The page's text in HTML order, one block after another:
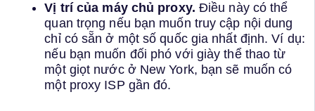
Vị trí của máy chủ proxy. Điều này có thể
quan trọng nếu bạn muốn truy cập nội dung
chỉ có sẵn ở một số quốc gia nhất định. Ví dụ:
nếu bạn muốn đối phó với giày thể thao từ
một giọt nước ở New York, bạn sẽ muốn có
một proxy ISP gần đó.